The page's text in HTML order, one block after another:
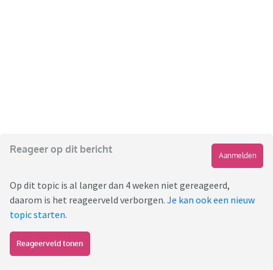
Reageer op dit bericht
Aanmelden
Op dit topic is al langer dan 4 weken niet gereageerd,
daarom is het reageerveld verborgen. Je kan ook een nieuw
topic starten.
Reageerveld tonen